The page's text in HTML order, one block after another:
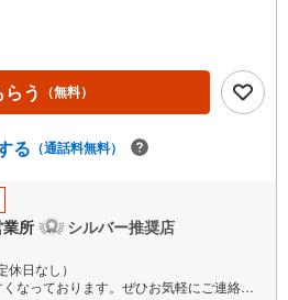
う （無料）
る （通話料無料）
所 シルバー推奨店
休日なし）
なっております。ぜひお気軽にご連絡下